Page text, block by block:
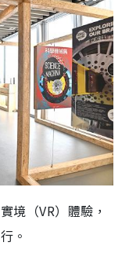
境（VR）體驗，
。